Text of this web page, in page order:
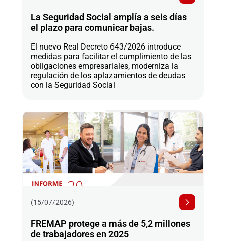
La Seguridad Social amplía a seis días
el plazo para comunicar bajas.
El nuevo Real Decreto 643/2026 introduce
medidas para facilitar el cumplimiento de las
obligaciones empresariales, moderniza la
regulación de los aplazamientos de deudas
con la Seguridad Social
(15/07/2026)
FREMAP protege a más de 5,2 millones
de trabajadores en 2025